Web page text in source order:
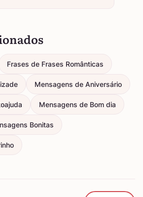
Frases de Frases Românticas
Mensagens de Aniversário
Mensagens de Bom dia
Bonitas